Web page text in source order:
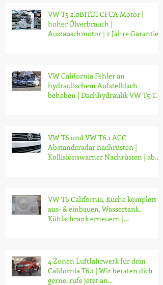
VW T5 2.0BITDI CFCA Motor |
hoher Ölverbrauch |
Austauschmotor | 2 Jahre Garantie |
VW California Fehler an
hydraulischem Aufstelldach
beheben | Dachhydraulik VW T5 T6
VW T6 und VW T6.1 ACC
Abstandsradar nachrüsten |
Kollisionswarner Nachrüsten | ab
VW T6 California, Küche komplett
aus- & einbauen, Wassertank,
Kühlschrank erneuern |
4 Zonen Luftfahrwerk für dein
California T6.1 | Wir beraten dich
gerne, rufe jetzt an...